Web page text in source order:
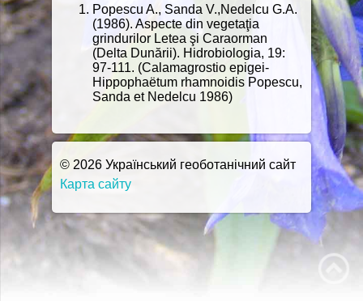
Popescu A., Sanda V.,Nedelcu G.A.
(1986). Aspecte din vegetaţia
grindurilor Letea şi Caraorman
(Delta Dunării). Hidrobiologia, 19:
97-111. (Calamagrostio epigei-
Hippophaëtum rhamnoidis Popescu,
Sanda et Nedelcu 1986)
© 2026 Український геоботанічний сайт
Карта сайту